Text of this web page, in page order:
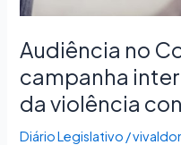
Audiência no
campanha
da violência
Diário Legislativo /
a
mulher